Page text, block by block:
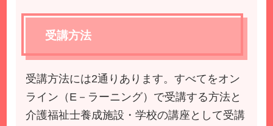
受講方法
受講方法には2通りあります。すべてをオン
ライン（E－ラーニング）で受講する方法と
介護福祉士養成施設・学校の講座として受講